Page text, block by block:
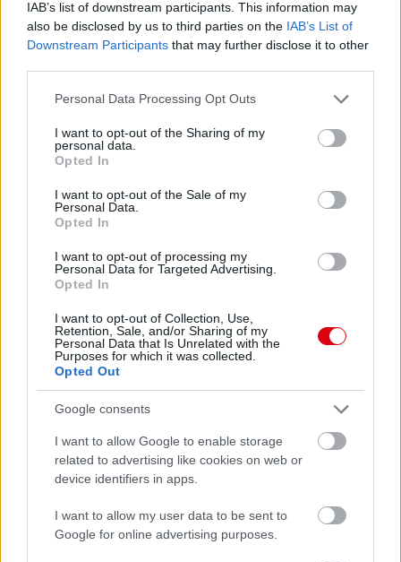
IAB’s list of downstream participants. This information may
also be disclosed by us to third parties on the IAB’s List of
Downstream Participants that may further disclose it to other
Please note that this website/app uses one or more Google
not limited to your visit or usage behaviour. You may click to
grant or deny consent to Google and its third-party tags to
use your data for below specified purposes in below Google
consent section.
Personal Data Processing Opt Outs
I want to opt-out of the Sharing of my
personal data.
Opted In
I want to opt-out of the Sale of my
Personal Data.
Opted In
I want to opt-out of processing my
Personal Data for Targeted Advertising.
Opted In
I want to opt-out of Collection, Use,
Retention, Sale, and/or Sharing of my
Personal Data that Is Unrelated with the
Purposes for which it was collected.
Opted Out
Google consents
I want to allow Google to enable storage
related to advertising like cookies on web or
device identifiers in apps.
I want to allow my user data to be sent to
Google for online advertising purposes.